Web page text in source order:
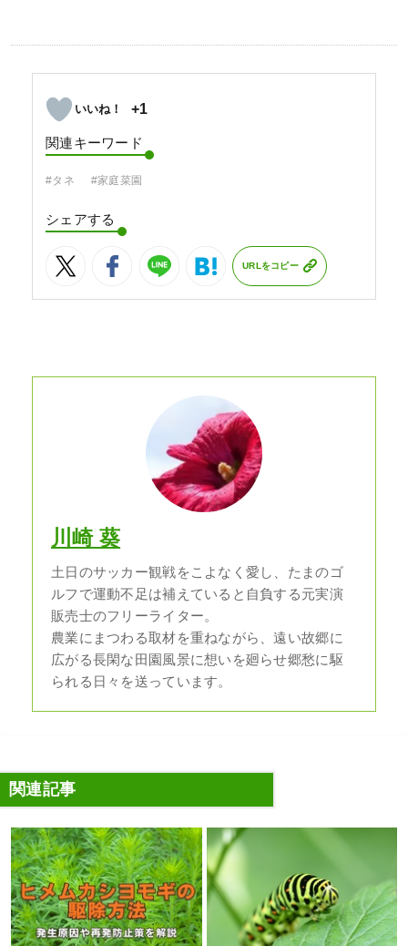
+1
関連キーワード
#タネ #家庭菜園
シェアする
URLをコピー
川崎 葵
土日のサッカー観戦をこよなく愛し、たまのゴ
ルフで運動不足は補えていると自負する元実演
販売士のフリーライター。
農業にまつわる取材を重ねながら、遠い故郷に
広がる長閑な田園風景に想いを廻らせ郷愁に駆
られる日々を送っています。
関連記事